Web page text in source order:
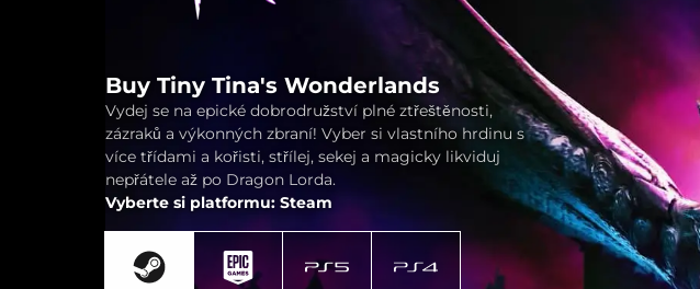
Buy Tiny Tina's Wonderlands
Vydej se na epické dobrodružství plné ztřeštěnosti,
zázraků a výkonných zbraní! Vyber si vlastního hrdinu s
více třídami a kořisti, střílej, sekej a magicky likviduj
nepřátele až po Dragon Lorda.
Vyberte si platformu: Steam